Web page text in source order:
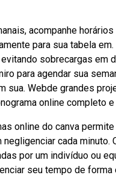
acompanhe
para sua tabela
sobrecargas em
para agendar sua
sua. Webde grandes
online completo
online do canva
cada
por um indivíduo ou
seu tempo de